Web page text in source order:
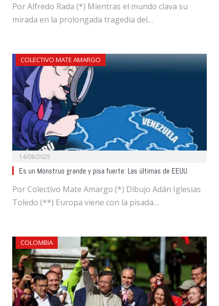
Por Alfredo Rada (*) Mientras el mundo clava su
mirada en la prolongada tragedia del…
COLECTIVO MATE AMARGO
14/08/2025
Es un Monstruo grande y pisa fuerte: Las últimas de EEUU.
Por Colectivo Mate Amargo (*) Dibujo Adán Iglesias
Toledo (**) Europa viene con la pisada…
COLOMBIA